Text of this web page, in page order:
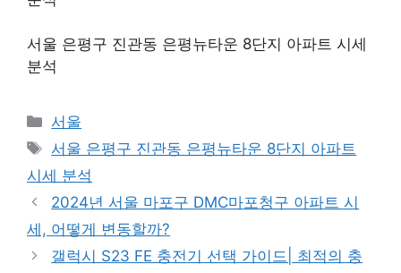
서울 은평구 진관동 은평뉴타운 8단지 아파트 시세
분석
Categories
서울
Tags
서울 은평구 진관동 은평뉴타운 8단지 아파트
시세 분석
2024년 서울 마포구 DMC마포청구 아파트 시
세, 어떻게 변동할까?
갤럭시 S23 FE 충전기 선택 가이드| 최적의 충